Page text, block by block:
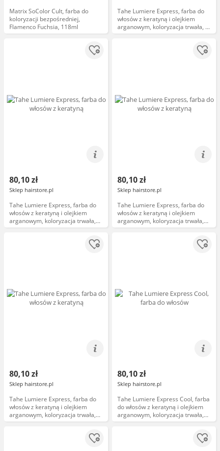
Matrix SoColor Cult, farba do
koloryzacji bezpośredniej,
Flamenco Fuchsia, 118ml
Tahe Lumiere Express, farba do
włosów z keratyną i olejkiem
arganowym, koloryzacja trwała, 9,
100ml
80,10 zł
Sklep hairstore.pl
Tahe Lumiere Express, farba do
włosów z keratyną i olejkiem
arganowym, koloryzacja trwała,
8.32, 100ml
80,10 zł
Sklep hairstore.pl
Tahe Lumiere Express, farba do
włosów z keratyną i olejkiem
arganowym, koloryzacja trwała,
9.03, 100ml
80,10 zł
Sklep hairstore.pl
Tahe Lumiere Express, farba do
włosów z keratyną i olejkiem
arganowym, koloryzacja trwała,
6.23, 100ml
80,10 zł
Sklep hairstore.pl
Tahe Lumiere Express Cool, farba
do włosów z keratyną i olejkiem
arganowym, koloryzacja trwała,
100ml